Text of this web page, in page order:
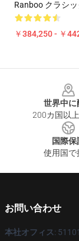
Ranboo クラシッ
￥384,250 - ￥
世界中に
200カ国以
国際保
使用国で
お問い合わせ
本社オフィス: